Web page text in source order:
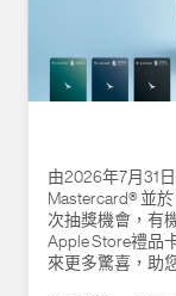
由2026年7月31
Mastercard® 並
次抽獎機會，有
Apple Store禮品
來更多驚喜，助